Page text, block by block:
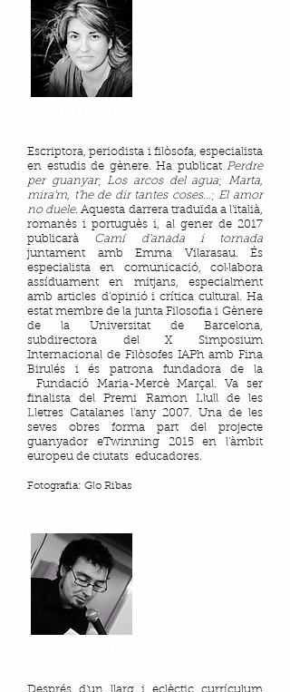
Escriptora, periodista i filòsofa, especialista
en estudis de gènere. Ha publicat Perdre
per guanyar; Los arcos del agua;
Marta,
mira'm, t'he de dir tantes coses... ; El amor
no duele. Aquesta darrera traduïda a l'italià,
romanès i portuguès i, al gener de 2017
publicarà Camí d'anada i tornada
juntament amb Emma Vilarasau. És
especialista en comunicació, col·labora
assíduament en mitjans, especialment
amb articles d'opinió i crítica cultural. Ha
estat membre de la junta Filosofia i Gènere
de la Universitat de Barcelona,
subdirectora del X Simposium
Internacional de Filòsofes IAPh amb Fina
Birulés i és patrona fundadora de la
Fundació Maria-Mercè Marçal. Va ser
finalista del Premi Ramon Llull de les
Lletres Catalanes l'any 2007. Una de les
seves obres forma part del projecte
guanyador eTwinning 2015 en l'àmbit
europeu de ciutats educadores.
Fotografia: Glo Ribas
Després d'un llarg i eclèctic currículum